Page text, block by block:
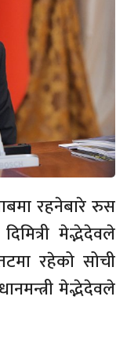
रहनेबारे रुस
मेद्भेदेवले
रहेको सोची
मेद्भेदेवले